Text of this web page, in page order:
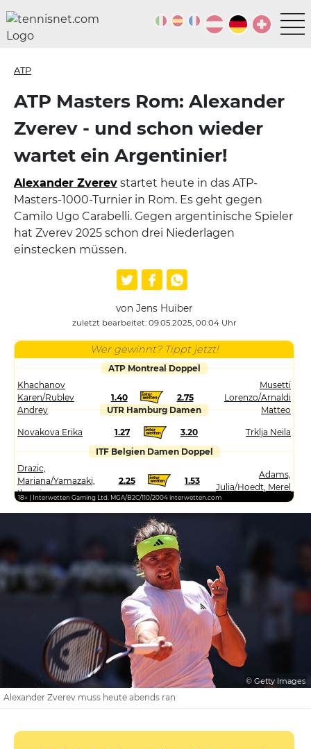
ATP
ATP Masters Rom: Alexander
Zverev - und schon wieder
wartet ein Argentinier!
Alexander Zverev startet heute in das ATP-
Masters-1000-Turnier in Rom. Es geht gegen
Camilo Ugo Carabelli. Gegen argentinische Spieler
hat Zverev 2025 schon drei Niederlagen
einstecken müssen.
von Jens Huiber
zuletzt bearbeitet: 09.05.2025, 00:04 Uhr
Wer gewinnt? Tippt jetzt!
ATP Montreal Doppel
Khachanov
Karen/Rublev
Andrey
1.40 2.75
Musetti
Lorenzo/Arnaldi
Matteo
UTR Hamburg Damen
Novakova Erika 1.27 3.20
Trklja Neila
ITF Belgien Damen Doppel
Drazic,
Mariana/Yamazaki,
Ikumi
2.25 1.53
Adams,
Julia/Hoedt, Merel
18+ | Interwetten Gaming Ltd. MGA/B2C/110/2004 interwetten.com
© Getty Images
Alexander Zverev muss heute abends ran